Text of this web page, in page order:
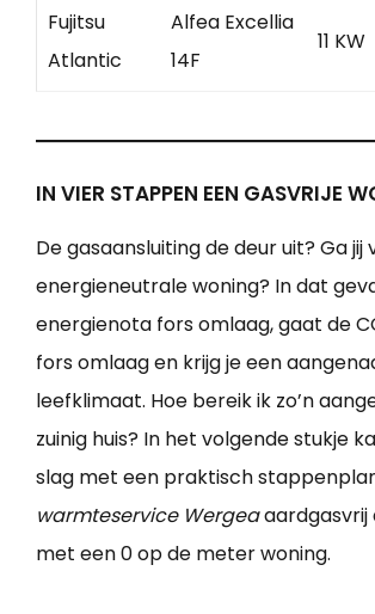
Fujitsu
Atlantic
Alfea Excellia
14F
11 KW
IN VIER STAPPEN EEN GASVRIJE
De gasaansluiting de deur uit? Ga jij
energieneutrale woning? In dat
energienota fors omlaag, gaat de
fors omlaag en krijg je een
leefklimaat. Hoe bereik ik zo’n
zuinig huis? In het volgende stukje
slag met een praktisch
warmteservice Wergeaaardgasvrij
met een 0 op de meter woning.